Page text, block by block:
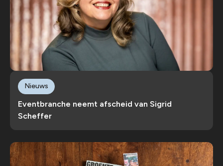
Eventbranche neemt afscheid van Sigrid
Scheffer
Nieuws